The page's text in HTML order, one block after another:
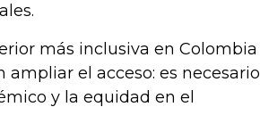
más inclusiva en Colombia
el acceso: es necesario
y la equidad en el